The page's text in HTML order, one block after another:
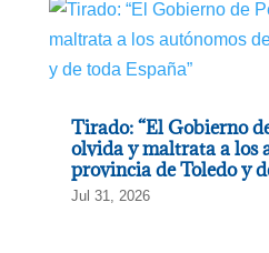
Tirado: “El Gobierno
olvida y maltrata a los
provincia de Toledo y
Jul 31, 2026